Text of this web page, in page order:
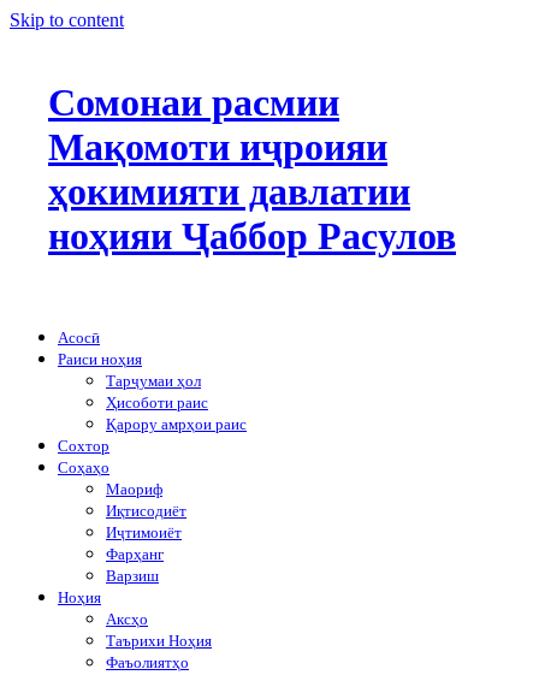
Skip to content
Сомонаи расмии
Мақомоти иҷроияи
ҳокимияти давлатии
ноҳияи Ҷаббор Расулов
Асосӣ
Раиси ноҳия
Тарҷумаи ҳол
Ҳисоботи раис
Қарору амрҳои раис
Сохтор
Соҳаҳо
Маориф
Иқтисодиёт
Иҷтимоиёт
Фарҳанг
Варзиш
Ноҳия
Аксҳо
Таърихи Ноҳия
Фаъолиятҳо